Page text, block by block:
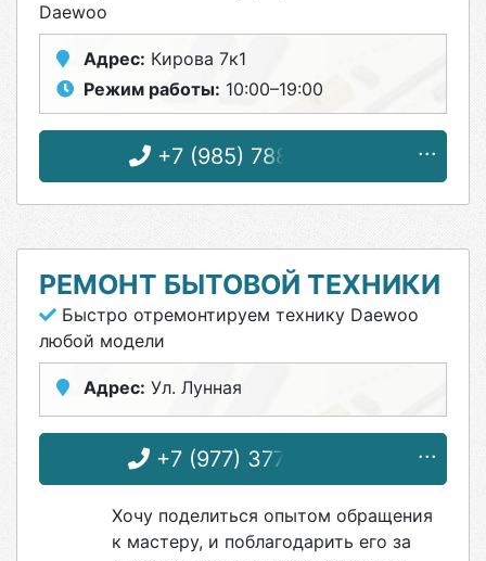
Daewoo
Адрес: Кирова 7к1
Режим работы: 10:00–19:00
+7 (985) 788-06-12
РЕМОНТ БЫТОВОЙ ТЕХНИКИ
Быстро отремонтируем технику Daewoo
любой модели
Адрес: Ул. Лунная
+7 (977) 377-87-04
Хочу поделиться опытом обращения
к мастеру, и поблагодарить его за